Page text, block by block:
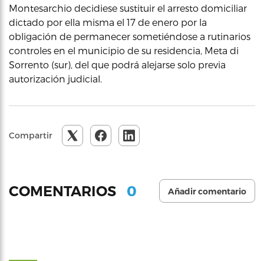
Montesarchio decidiese sustituir el arresto domiciliar
dictado por ella misma el 17 de enero por la
obligación de permanecer sometiéndose a rutinarios
controles en el municipio de su residencia, Meta di
Sorrento (sur), del que podrá alejarse solo previa
autorización judicial.
Compartir
COMENTARIOS 0 Añadir comentario